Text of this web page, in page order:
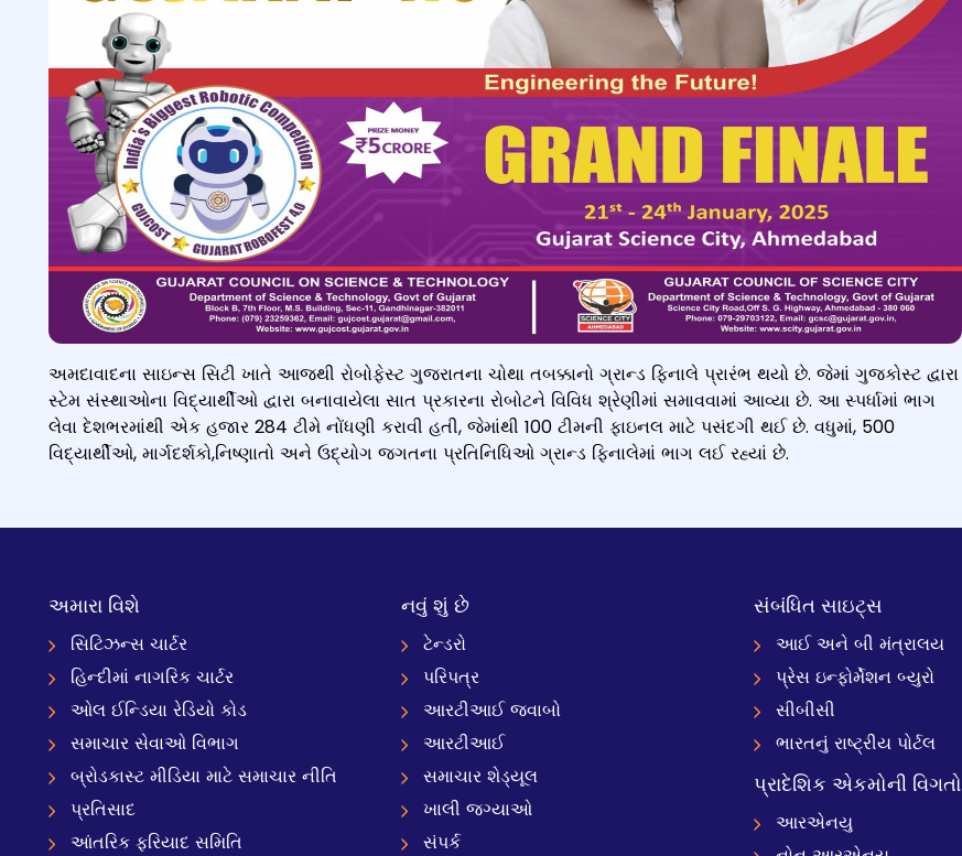
અમદાવાદના સાઇન્સ સિટી ખાતે આજથી રોબોફેસ્ટ ગુજરાતના ચોથા તબક્કાનો ગ્રાન્ડ ફિનાલે પ્રારંભ થયો છે. જેમાં ગુજકોસ્ટ દ્વારા
સ્ટેમ સંસ્થાઓના વિદ્યાર્થીઓ દ્વારા બનાવાયેલા સાત પ્રકારના રોબોટને વિવિધ શ્રેણીમાં સમાવવામાં આવ્યા છે. આ સ્પર્ધામાં ભાગ
લેવા દેશભરમાંથી એક હજાર 284 ટીમે નોંધણી કરાવી હતી, જેમાંથી 100 ટીમની ફાઇનલ માટે પસંદગી થઈ છે. વધુમાં, 500
વિદ્યાર્થીઓ, માર્ગદર્શકો,નિષ્ણાતો અને ઉદ્યોગ જગતના પ્રતિનિધિઓ ગ્રાન્ડ ફિનાલેમાં ભાગ લઈ રહ્યાં છે.
અમારા વિશે
સિટિઝન્સ ચાર્ટર
હિન્દીમાં નાગરિક ચાર્ટર
ઓલ ઈન્ડિયા રેડિયો કોડ
સમાચાર સેવાઓ વિભાગ
બ્રોડકાસ્ટ મીડિયા માટે સમાચાર નીતિ
પ્રતિસાદ
આંતરિક ફરિયાદ સમિતિ
નવું શું છે
ટેન્ડરો
પરિપત્ર
આરટીઆઈ જવાબો
આરટીઆઈ
સમાચાર શેડ્યૂલ
ખાલી જગ્યાઓ
સંપર્ક
સંબંધિત સાઇટ્સ
આઈ અને બી મંત્રાલય
પ્રેસ ઇન્ફોર્મેશન બ્યુરો
સીબીસી
ભારતનું રાષ્ટ્રીય પોર્ટલ
પ્રાદેશિક એકમોની વિગતો
આરએનયુ